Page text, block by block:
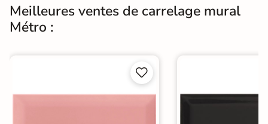
Meilleures ventes de carrelage mural
Métro :

